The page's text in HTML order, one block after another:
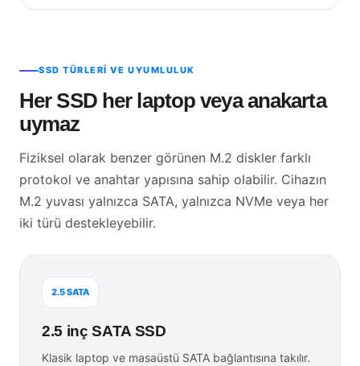
SSD TÜRLERI VE UYUMLULUK
Her SSD her laptop veya anakarta
uymaz
Fiziksel olarak benzer görünen M.2 diskler farklı
protokol ve anahtar yapısına sahip olabilir. Cihazın
M.2 yuvası yalnızca SATA, yalnızca NVMe veya her
iki türü destekleyebilir.
2.5 SATA
2.5 inç SATA SSD
Klasik laptop ve masaüstü SATA bağlantısına takılır.